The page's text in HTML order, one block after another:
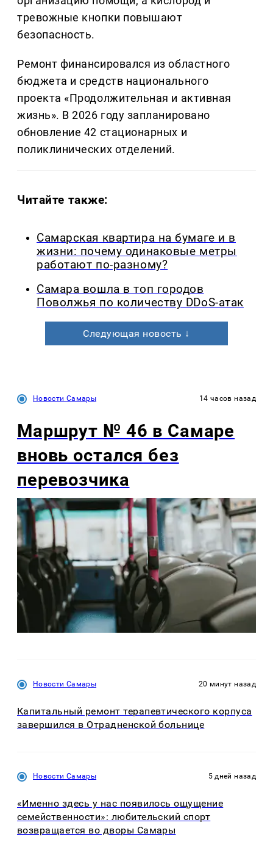
тревожные кнопки повышают
безопасность.
Ремонт финансировался из областного
бюджета и средств национального
проекта «Продолжительная и активная
жизнь». В 2026 году запланировано
обновление 42 стационарных и
поликлинических отделений.
Читайте также:
Самарская квартира на бумаге и в
жизни: почему одинаковые метры
работают по-разному?
Самара вошла в топ городов
Поволжья по количеству DDoS-атак
Следующая новость ↓
Новости Самары 14 часов назад
Маршрут № 46 в Самаре
вновь остался без
перевозчика
Новости Самары 20 минут назад
Капитальный ремонт терапевтического корпуса
завершился в Отрадненской больнице
Новости Самары 5 дней назад
«Именно здесь у нас появилось ощущение
семейственности»: любительский спорт
возвращается во дворы Самары